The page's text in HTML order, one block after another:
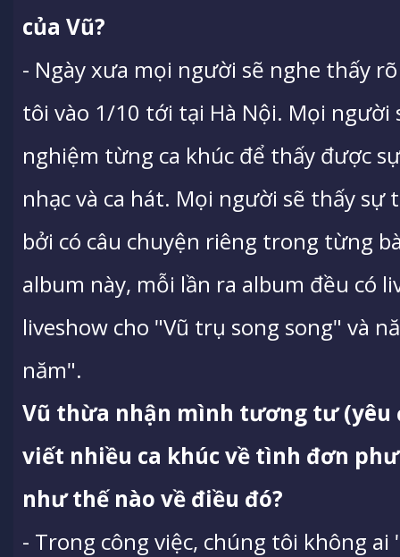
của Vũ?
- Ngày xưa mọi người sẽ nghe thấy
tôi vào 1/10 tới tại Hà Nội. Mọi người
nghiệm từng ca khúc để thấy được
nhạc và ca hát. Mọi người sẽ thấy
bởi có câu chuyện riêng trong từng
album này, mỗi lần ra album đều có
liveshow cho "Vũ trụ song song" và
năm".
Vũ thừa nhận mình tương tư (yêu
viết nhiều ca khúc về tình đơn
như thế nào về điều đó?
- Trong công việc, chúng tôi không ai